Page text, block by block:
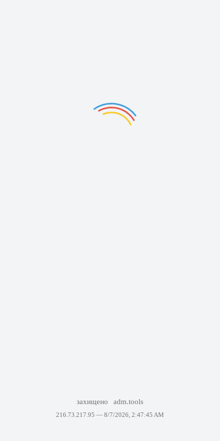
захищено adm.tools
216.73.217.95 — 8/7/2026, 2:47:45 AM